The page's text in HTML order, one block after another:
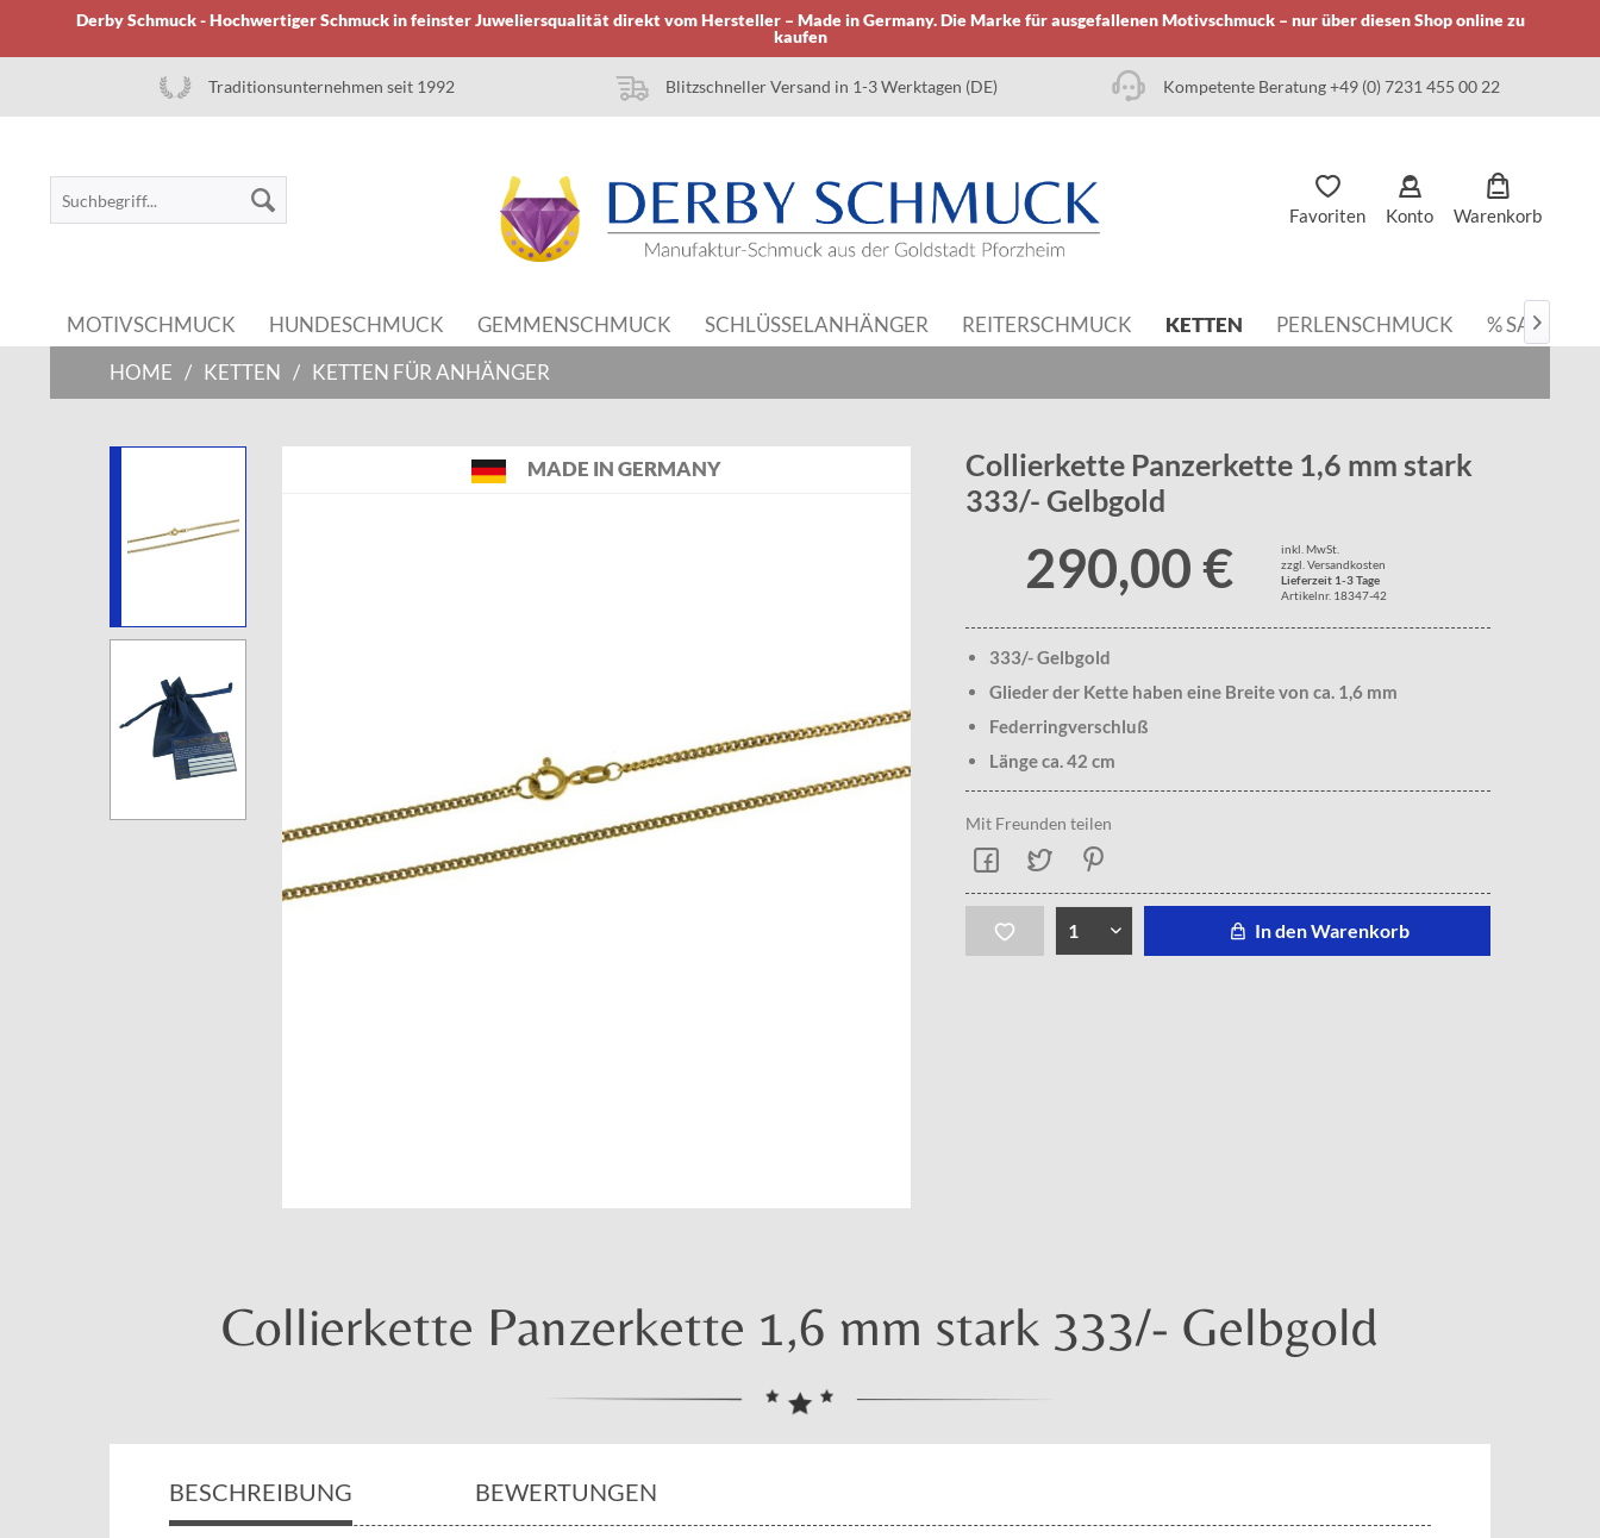
Derby Schmuck - Hochwertiger Schmuck in feinster Juweliersqualität direkt vom Hersteller – Made in Germany. Die Marke für ausgefallenen Motivschmuck – nur über diesen Shop online zu
kaufen
Traditionsunternehmen seit 1992 Blitzschneller Versand in 1-3 Werktagen (DE) Kompetente Beratung +49 (0) 7231 455 00 22
Favoriten Konto Warenkorb
MOTIVSCHMUCK HUNDESCHMUCK GEMMENSCHMUCK SCHLÜSSELANHÄNGER REITERSCHMUCK KETTEN PERLENSCHMUCK % SALE

HOME / KETTEN / KETTEN FÜR ANHÄNGER
MADE IN GERMANY
Collierkette Panzerkette 1,6 mm stark
333/- Gelbgold
290,00 €
inkl. MwSt.
zzgl. Versandkosten
Lieferzeit 1-3 Tage
Artikelnr. 18347-42
333/- Gelbgold
Glieder der Kette haben eine Breite von ca. 1,6 mm
Federringverschluß
Länge ca. 42 cm
Mit Freunden teilen
In den Warenkorb
Collierkette Panzerkette 1,6 mm stark 333/- Gelbgold
BESCHREIBUNG BEWERTUNGEN